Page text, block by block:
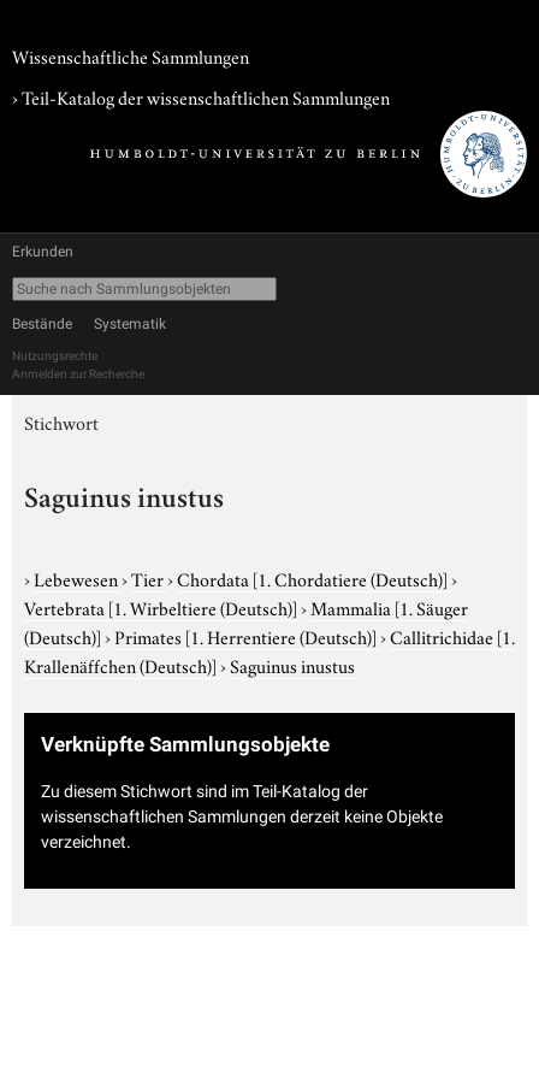
Wissenschaftliche Sammlungen
› Teil-Katalog der wissenschaftlichen Sammlungen
Erkunden
Bestände Systematik
Nutzungsrechte
Anmelden zur Recherche
Stichwort
Saguinus inustus
›Lebewesen›Tier›Chordata [1. Chordatiere (Deutsch)]›
Vertebrata [1. Wirbeltiere (Deutsch)]›Mammalia [1. Säuger
(Deutsch)]›Primates [1. Herrentiere (Deutsch)]›Callitrichidae [1.
Krallenäffchen (Deutsch)]›Saguinus inustus
Verknüpfte Sammlungsobjekte
Zu diesem Stichwort sind im Teil-Katalog der
wissenschaftlichen Sammlungen derzeit keine Objekte
verzeichnet.